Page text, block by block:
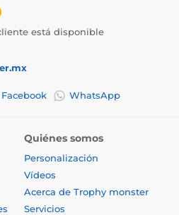
está disponible
Facebook WhatsApp
Quiénes somos
Personalización
Vídeos
Acerca de Trophy monster
Servicios